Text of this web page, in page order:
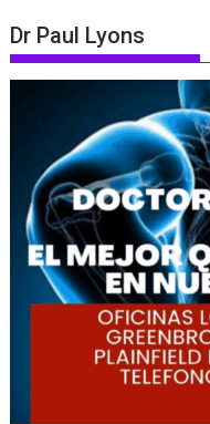
Dr Paul Lyons